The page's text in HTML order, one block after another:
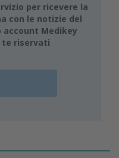
per ricevere la
con le notizie del
account Medikey
te riservati